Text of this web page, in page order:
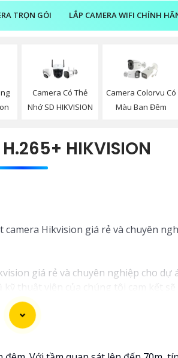
TRỌN GÓI LẮP CAMERA WIFI CHÍNH
Camera Có Thẻ
Nhớ SD HIKVISION
Camera Colorvu Có
Màu Ban Đêm
HIKVISION
Hikvision giá rẻ và chuyên
giá rẻ và chuyên nghiệp cho dự
thuật viên của chúng tôi cam kết
đầu thế giới về giải pháp an ninh
còn đem đến sự tin cậy và an toàn